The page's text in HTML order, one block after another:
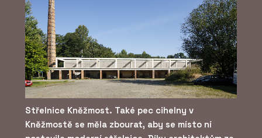
Střelnice Kněžmost. Také pec cihelny v
Kněžmostě se měla zbourat, aby se místo ní